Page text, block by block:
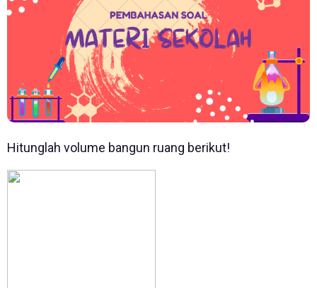
Hitunglah volume bangun ruang berikut!